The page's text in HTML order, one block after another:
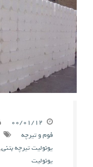
۰۰/۰۱/۱۲
فوم و تیرچه
یونولیت تیرچه بتنی,
یونولیت